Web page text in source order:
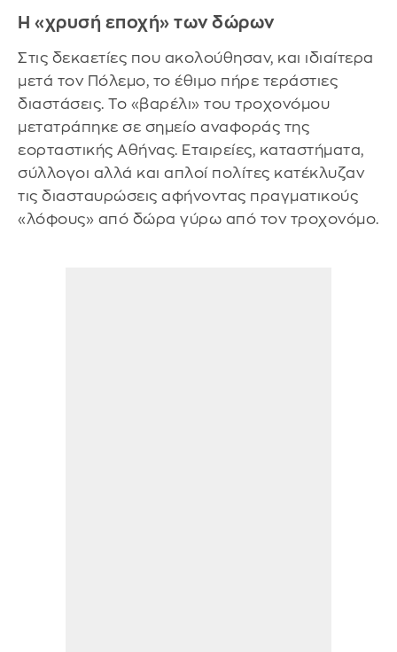
​Η «χρυσή εποχή» των δώρων
Στις δεκαετίες που ακολούθησαν, και ιδιαίτερα
μετά τον Πόλεμο, το έθιμο πήρε τεράστιες
διαστάσεις. Το «βαρέλι» του τροχονόμου
μετατράπηκε σε σημείο αναφοράς της
εορταστικής Αθήνας. Εταιρείες, καταστήματα,
σύλλογοι αλλά και απλοί πολίτες κατέκλυζαν
τις διασταυρώσεις αφήνοντας πραγματικούς
«λόφους» από δώρα γύρω από τον τροχονόμο.